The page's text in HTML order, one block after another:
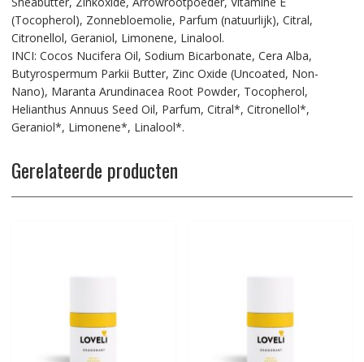
(Tocopherol), Zonnebloemolie, Parfum (natuurlijk), Citral,
Citronellol, Geraniol, Limonene, Linalool.
INCI: Cocos Nucifera Oil, Sodium Bicarbonate, Cera Alba,
Butyrospermum Parkii Butter, Zinc Oxide (Uncoated, Non-
Nano), Maranta Arundinacea Root Powder, Tocopherol,
Helianthus Annuus Seed Oil, Parfum, Citral*, Citronellol*,
Geraniol*, Limonene*, Linalool*.
Gerelateerde producten